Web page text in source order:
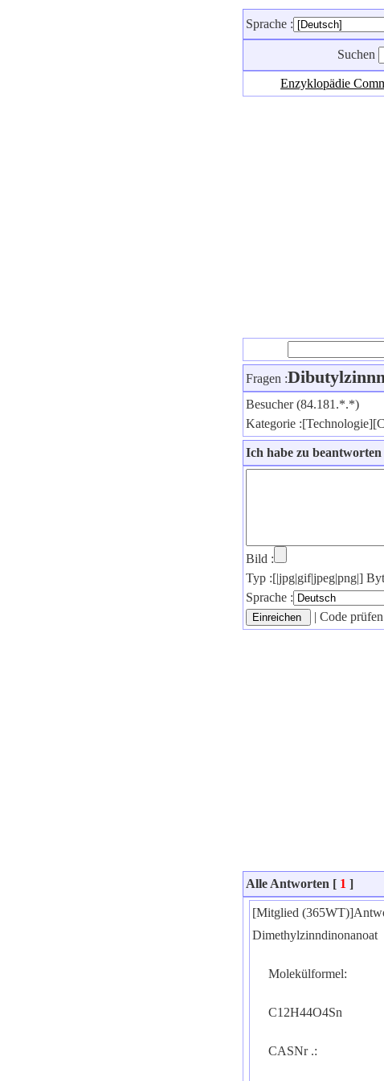
Sprache :
Suchen
Enzyklopädie
Fragen :
Besucher (84.181.*.*)
Kategorie
Ich habe zu beantworten
Bild :
Typ :[|jpg|gif|jpeg|png|]
Sprache :
| Code
Alle Antworten [ 1 ]
[Mitglied
Dimethylzinndinonanoat
Molekülformel:
C12H44O4Sn
CASNr .: